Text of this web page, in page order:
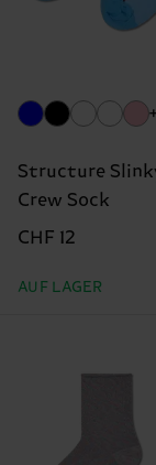
Structure
Crew Sock
CHF 12
AUF LAGER